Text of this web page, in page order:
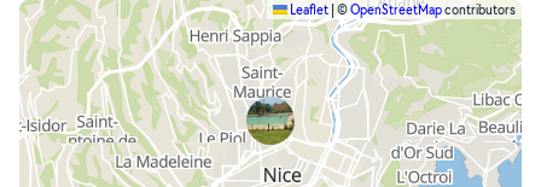
Leaflet ©OpenStreetMapcontributors